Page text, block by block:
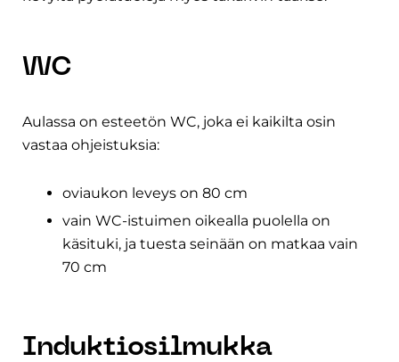
WC
Aulassa on esteetön WC, joka ei kaikilta osin
vastaa ohjeistuksia:
oviaukon leveys on 80 cm
vain WC-istuimen oikealla puolella on
käsituki, ja tuesta seinään on matkaa vain
70 cm
Induktiosilmukka